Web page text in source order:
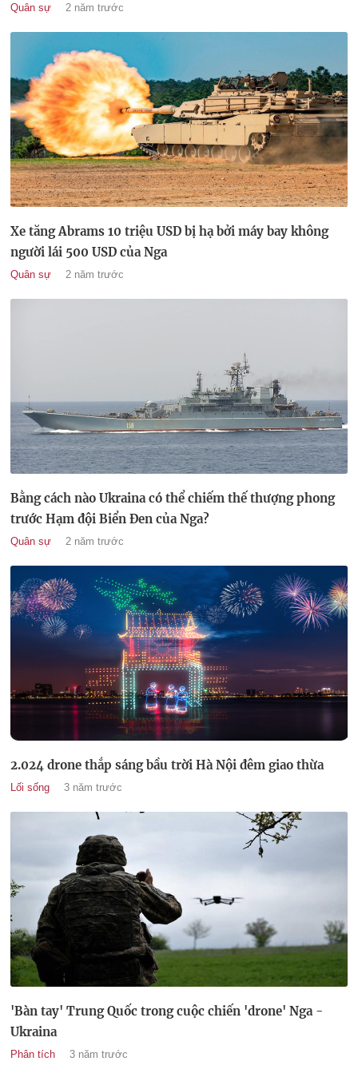
Quân sự 2 năm trước
Xe tăng Abrams 10 triệu USD bị hạ bởi máy bay không
người lái 500 USD của Nga
Quân sự 2 năm trước
Bằng cách nào Ukraina có thể chiếm thế thượng phong
trước Hạm đội Biển Đen của Nga?
Quân sự 2 năm trước
2.024 drone thắp sáng bầu trời Hà Nội đêm giao thừa
Lối sống 3 năm trước
'Bàn tay' Trung Quốc trong cuộc chiến 'drone' Nga -
Ukraina
Phân tích 3 năm trước